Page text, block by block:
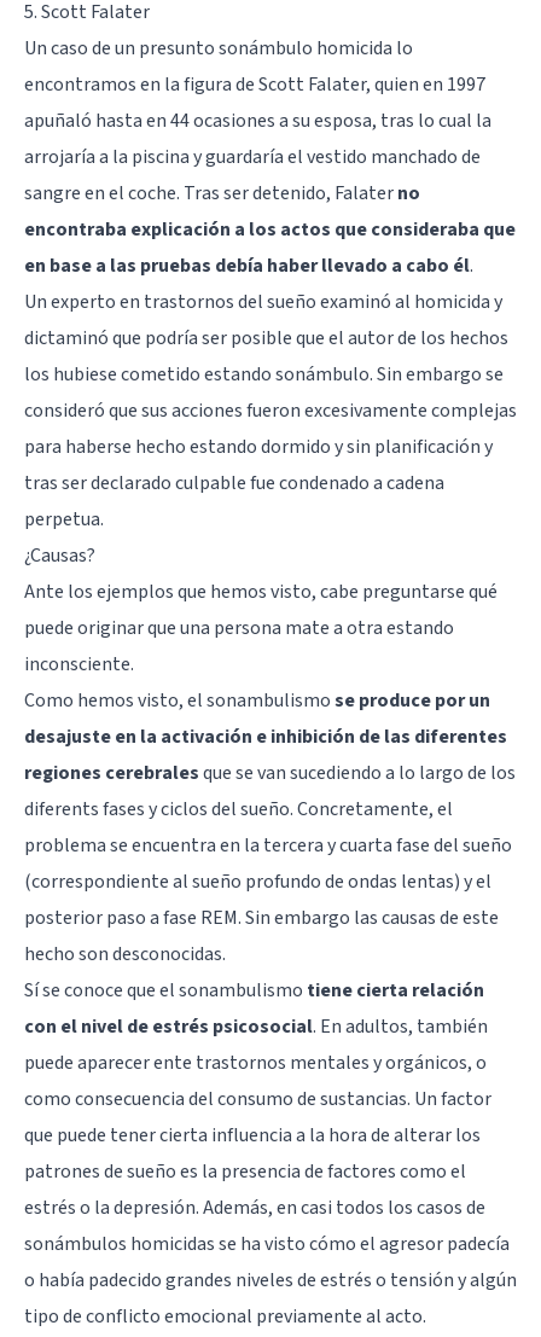
5. Scott Falater
Un caso de un presunto sonámbulo homicida lo
encontramos en la figura de Scott Falater, quien en 1997
apuñaló hasta en 44 ocasiones a su esposa, tras lo cual la
arrojaría a la piscina y guardaría el vestido manchado de
sangre en el coche. Tras ser detenido, Falaterno
encontraba explicación a los actos que consideraba que
en base a las pruebas debía haber llevado a cabo él.
Un experto en trastornos del sueño examinó al homicida y
dictaminó que podría ser posible que el autor de los hechos
los hubiese cometido estando sonámbulo. Sin embargo se
consideró que sus acciones fueron excesivamente complejas
para haberse hecho estando dormido y sin planificación y
tras ser declarado culpable fue condenado a cadena
perpetua.
¿Causas?
Ante los ejemplos que hemos visto, cabe preguntarse qué
puede originar que una persona mate a otra estando
inconsciente.
Como hemos visto, el sonambulismose produce por un
desajuste en la activación e inhibición de las diferentes
regiones cerebralesque se van sucediendo a lo largo de los
diferents fases y ciclos del sueño. Concretamente, el
problema se encuentra en la tercera y cuarta fase del sueño
(correspondiente al sueño profundo de ondas lentas) y el
posterior paso a fase REM. Sin embargo las causas de este
hecho son desconocidas.
Sí se conoce que el sonambulismo tiene cierta relación
con el nivel de estrés psicosocial. En adultos, también
puede aparecer ente trastornos mentales y orgánicos, o
como consecuencia del consumo de sustancias. Un factor
que puede tener cierta influencia a la hora de alterar los
patrones de sueño es la presencia de factores como el
estrés o la depresión. Además, en casi todos los casos de
sonámbulos homicidas se ha visto cómo el agresor padecía
o había padecido grandes niveles de estrés o tensión y algún
tipo de conflicto emocional previamente al acto.